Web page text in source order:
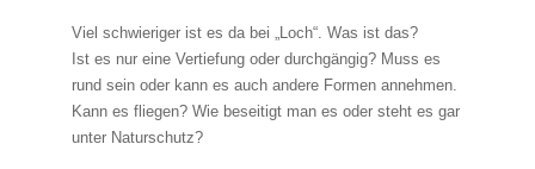
Viel schwieriger ist es da bei „Loch“. Was ist das?
Ist es nur eine Vertiefung oder durchgängig? Muss es
rund sein oder kann es auch andere Formen annehmen.
Kann es fliegen? Wie beseitigt man es oder steht es gar
unter Naturschutz?